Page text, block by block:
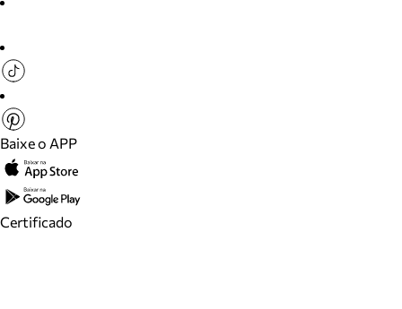
Baixe o APP
Certificado